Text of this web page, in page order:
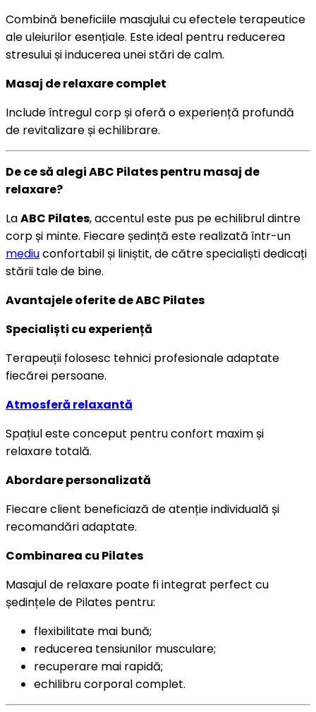
Combină beneficiile masajului cu efectele terapeutice
ale uleiurilor esențiale. Este ideal pentru reducerea
stresului și inducerea unei stări de calm.
Masaj de relaxare complet
Include întregul corp și oferă o experiență profundă
de revitalizare și echilibrare.
De ce să alegi ABC Pilates pentru masaj de
relaxare?
LaABC Pilates, accentul este pus pe echilibrul dintre
corp și minte. Fiecare ședință este realizată într-un
mediuconfortabil și liniștit, de către specialiști dedicați
stării tale de bine.
Avantajele oferite de ABC Pilates
Specialiști cu experiență
Terapeuții folosesc tehnici profesionale adaptate
fiecărei persoane.
Atmosferă relaxantă
Spațiul este conceput pentru confort maxim și
relaxare totală.
Abordare personalizată
Fiecare client beneficiază de atenție individuală și
recomandări adaptate.
Combinarea cu Pilates
Masajul de relaxare poate fi integrat perfect cu
ședințele de Pilates pentru:
flexibilitate mai bună;
reducerea tensiunilor musculare;
recuperare mai rapidă;
echilibru corporal complet.